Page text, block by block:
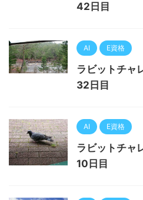
42日目
AI E資格
ラビットチャ
32日目
AI E資格
ラビットチャ
10日目